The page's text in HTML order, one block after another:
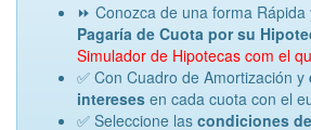
⏩ Conozca de una forma Rápida
Pagaría de Cuota por su
Simulador de Hipotecas com el
✅ Con Cuadro de Amortización y
intereses en cada cuota con el
✅ Seleccione las condiciones